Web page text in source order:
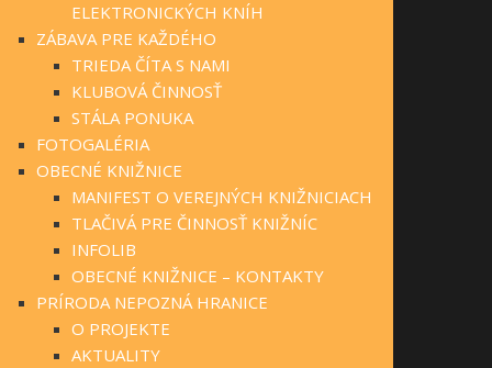
ELEKTRONICKÝCH KNÍH
ZÁBAVA PRE KAŽDÉHO
TRIEDA ČÍTA S NAMI
KLUBOVÁ ČINNOSŤ
STÁLA PONUKA
FOTOGALÉRIA
OBECNÉ KNIŽNICE
MANIFEST O VEREJNÝCH KNIŽNICIACH
TLAČIVÁ PRE ČINNOSŤ KNIŽNÍC
INFOLIB
OBECNÉ KNIŽNICE – KONTAKTY
PRÍRODA NEPOZNÁ HRANICE
O PROJEKTE
AKTUALITY